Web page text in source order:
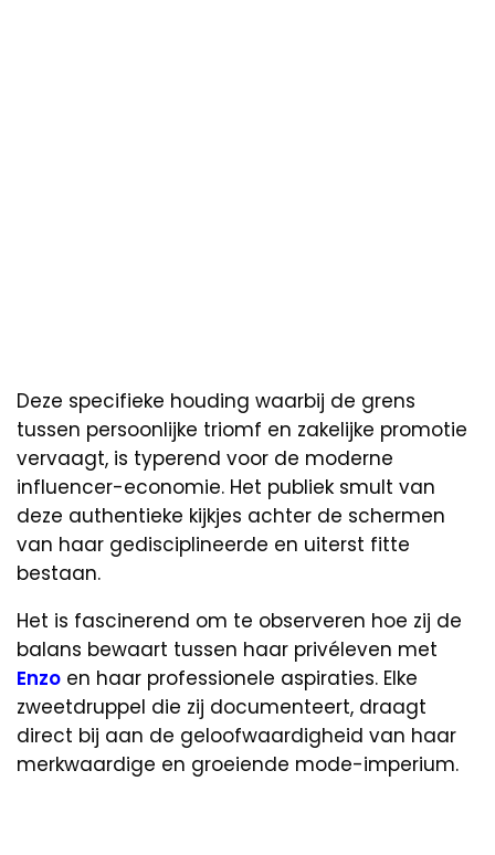
Deze specifieke houding waarbij de grens
tussen persoonlijke triomf en zakelijke promotie
vervaagt, is typerend voor de moderne
influencer-economie. Het publiek smult van
deze authentieke kijkjes achter de schermen
van haar gedisciplineerde en uiterst fitte
bestaan.
Het is fascinerend om te observeren hoe zij de
balans bewaart tussen haar privéleven met
Enzo en haar professionele aspiraties. Elke
zweetdruppel die zij documenteert, draagt
direct bij aan de geloofwaardigheid van haar
merkwaardige en groeiende mode-imperium.